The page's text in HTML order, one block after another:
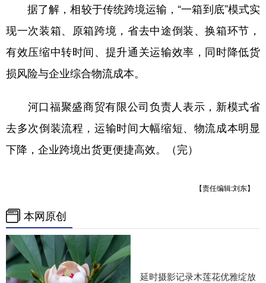
据了解，相较于传统跨境运输，“一箱到底”模式实
现一次装箱、原箱跨境，省去中途倒装、换箱环节，
有效压缩中转时间、提升通关运输效率，同时降低货
损风险与企业综合物流成本。
河口福聚盛商贸有限公司负责人表示，新模式省
去多次倒装流程，运输时间大幅缩短、物流成本明显
下降，企业跨境出货更便捷高效。（完）
【责任编辑:刘东】
本网原创
延时摄影记录木莲花优雅绽放